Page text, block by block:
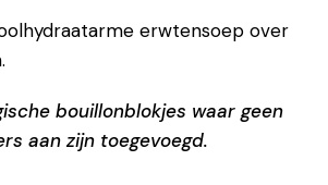
erwtensoep over
bouillonblokjes waar geen
aan zijn toegevoegd.